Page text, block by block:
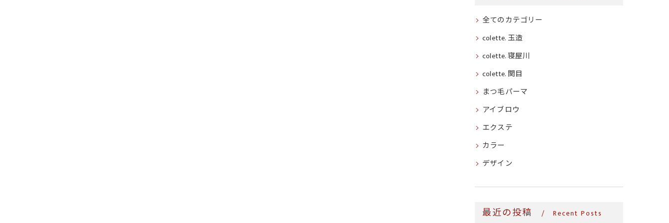
全てのカテゴリー
colette. 玉造
colette. 寝屋川
colette. 関目
まつ毛パーマ
アイブロウ
エクステ
カラー
デザイン
最近の投稿 Recent Posts